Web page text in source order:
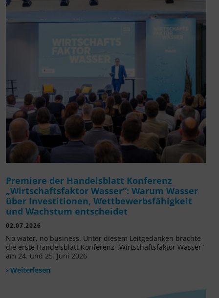
Premiere der Handelsblatt Konferenz
„Wirtschaftsfaktor Wasser“: Warum Wasser
über Investitionen, Wettbewerbsfähigkeit
und Wachstum entscheidet
02.07.2026
No water, no business. Unter diesem Leitgedanken brachte
die erste Handelsblatt Konferenz „Wirtschaftsfaktor Wasser“
am 24. und 25. Juni 2026
› Weiterlesen